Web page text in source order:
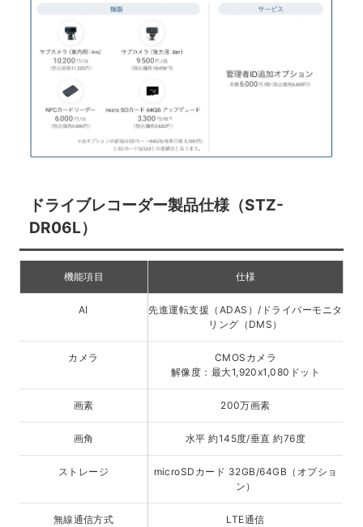
ドライブレコーダー製品仕様（STZ-
DR06L）
機能項目 仕様
AI
先進運転支援（ADAS）/ドライバーモニタ
リング（DMS）
カメラ
CMOSカメラ
解像度：最大1,920x1,080ドット
画素 200万画素
画角 水平 約145度/垂直 約76度
ストレージ
microSDカード 32GB/64GB（オプショ
ン）
無線通信方式 LTE通信